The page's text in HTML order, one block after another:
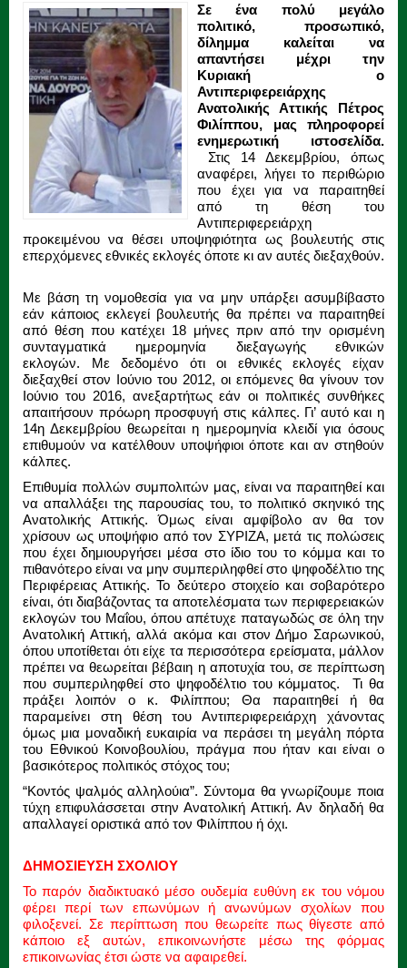
Σε ένα πολύ μεγάλο
πολιτικό, προσωπικό,
δίλημμα καλείται να
απαντήσει μέχρι την
Κυριακή ο
Αντιπεριφερειάρχης
Ανατολικής Αττικής Πέτρος
Φιλίππου, μας πληροφορεί
ενημερωτική ιστοσελίδα.
Στις 14 Δεκεμβρίου, όπως
αναφέρει, λήγει το περιθώριο
που έχει για να παραιτηθεί
από τη θέση του
Αντιπεριφερειάρχη
προκειμένου να θέσει υποψηφιότητα ως βουλευτής στις
επερχόμενες εθνικές εκλογές όποτε κι αν αυτές διεξαχθούν.
Με βάση τη νομοθεσία για να μην υπάρξει ασυμβίβαστο
εάν κάποιος εκλεγεί βουλευτής θα πρέπει να παραιτηθεί
από θέση που κατέχει 18 μήνες πριν από την ορισμένη
συνταγματικά ημερομηνία διεξαγωγής εθνικών
εκλογών. Με δεδομένο ότι οι εθνικές εκλογές είχαν
διεξαχθεί στον Ιούνιο του 2012, οι επόμενες θα γίνουν τον
Ιούνιο του 2016, ανεξαρτήτως εάν οι πολιτικές συνθήκες
απαιτήσουν πρόωρη προσφυγή στις κάλπες. Γι’ αυτό και η
14η Δεκεμβρίου θεωρείται η ημερομηνία κλειδί για όσους
επιθυμούν να κατέλθουν υποψήφιοι όποτε και αν στηθούν
κάλπες.
Επιθυμία πολλών συμπολιτών μας, είναι να παραιτηθεί και
να απαλλάξει της παρουσίας του, το πολιτικό σκηνικό της
Ανατολικής Αττικής. Όμως είναι αμφίβολο αν θα τον
χρίσουν ως υποψήφιο από τον ΣΥΡΙΖΑ, μετά τις πολώσεις
που έχει δημιουργήσει μέσα στο ίδιο του το κόμμα και το
πιθανότερο είναι να μην συμπεριληφθεί στο ψηφοδέλτιο της
Περιφέρειας Αττικής. Το δεύτερο στοιχείο και σοβαρότερο
είναι, ότι διαβάζοντας τα αποτελέσματα των περιφερειακών
εκλογών του Μαΐου, όπου απέτυχε παταγωδώς σε όλη την
Ανατολική Αττική, αλλά ακόμα και στον Δήμο Σαρωνικού,
όπου υποτίθεται ότι είχε τα περισσότερα ερείσματα, μάλλον
πρέπει να θεωρείται βέβαιη η αποτυχία του, σε περίπτωση
που συμπεριληφθεί στο ψηφοδέλτιο του κόμματος. Τι θα
πράξει λοιπόν ο κ. Φιλίππου; Θα παραιτηθεί ή θα
παραμείνει στη θέση του Αντιπεριφερειάρχη χάνοντας
όμως μια μοναδική ευκαιρία να περάσει τη μεγάλη πόρτα
του Εθνικού Κοινοβουλίου, πράγμα που ήταν και είναι ο
βασικότερος πολιτικός στόχος του;
“Κοντός ψαλμός αλληλούια”. Σύντομα θα γνωρίζουμε ποια
τύχη επιφυλάσσεται στην Ανατολική Αττική. Αν δηλαδή θα
απαλλαγεί οριστικά από τον Φιλίππου ή όχι.
ΔΗΜΟΣΙΕΥΣΗ ΣΧΟΛΙΟΥ
Το παρόν διαδικτυακό μέσο ουδεμία ευθύνη εκ του νόμου
φέρει περί των επωνύμων ή ανωνύμων σχολίων που
φιλοξενεί. Σε περίπτωση που θεωρείτε πως θίγεστε από
κάποιο εξ αυτών, επικοινωνήστε μέσω της φόρμας
επικοινωνίας έτσι ώστε να αφαιρεθεί.